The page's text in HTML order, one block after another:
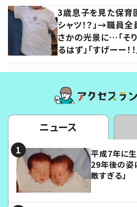
3歳息子を見た保育
シャツ！？」→職員
さかの光景に…「そ
るはず」「すげーー！！
ニュース
平成7年に
29年後の姿
敵すぎる」